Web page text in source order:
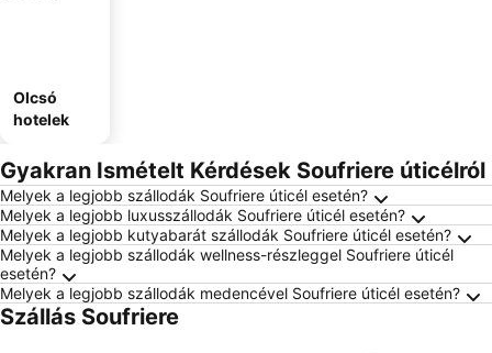
Olcsó
hotelek
Gyakran Ismételt Kérdések Soufriere úticélról
Melyek a legjobb szállodák Soufriere úticél esetén?
Melyek a legjobb luxusszállodák Soufriere úticél esetén?
Melyek a legjobb kutyabarát szállodák Soufriere úticél esetén?
Melyek a legjobb szállodák wellness-részleggel Soufriere úticél
esetén?
Melyek a legjobb szállodák medencével Soufriere úticél esetén?
Szállás Soufriere